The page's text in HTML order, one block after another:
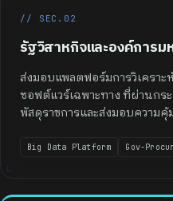
// SEC.02
รัฐวิสาหกิจและองค์การม
ส่งมอบแพลตฟอร์มการวิเคราะ
ซอฟต์แวร์เฉพาะทาง ที่ผ่านกร
พัสดุราชการและส่งมอบความคุ้
Big Data Platform Gov-